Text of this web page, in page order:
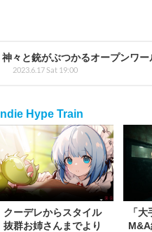
神々と銃がぶつかるオープンワ
2023.6.17 Sat 19:00
Indie Hype Train
クーデレからスタイル
抜群お姉さんまでより
「